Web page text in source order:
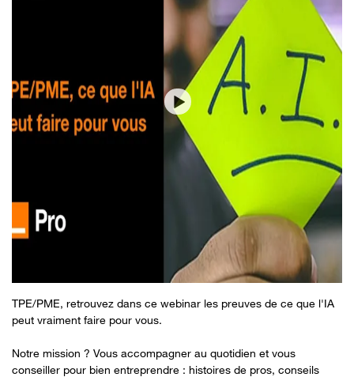
TPE/PME, retrouvez dans ce webinar les preuves de ce que l'IA
peut vraiment faire pour vous.
Notre mission ? Vous accompagner au quotidien et vous
conseiller pour bien entreprendre : histoires de pros, conseils